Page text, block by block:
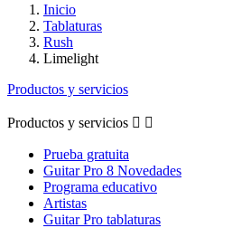
Inicio
Tablaturas
Rush
Limelight
Productos y servicios
Productos y servicios  
Prueba gratuita
Guitar Pro 8 Novedades
Programa educativo
Artistas
Guitar Pro tablaturas